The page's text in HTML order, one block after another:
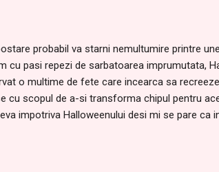
probabil va starni nemultumire printre
cu pasi repezi de sarbatoarea imprumutata,
o multime de fete care incearca sa
cu scopul de a-si transforma chipul pentru
impotriva Halloweenului desi mi se pare ca
în secolul al XIX-lea prin intermediul